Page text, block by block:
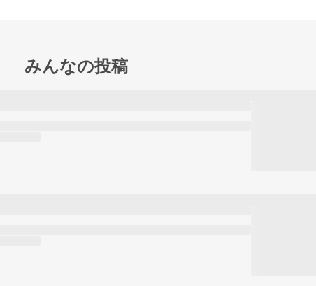
みんなの投稿